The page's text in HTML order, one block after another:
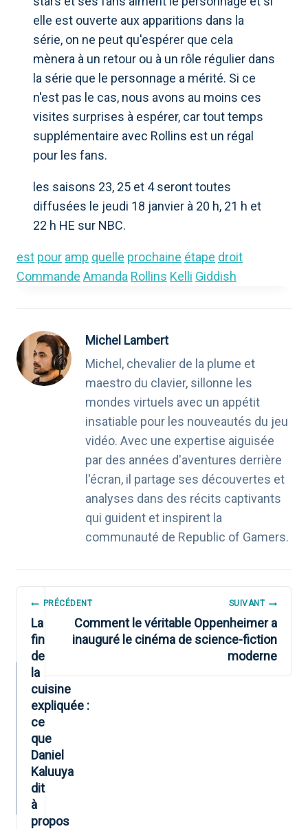
elle est ouverte aux apparitions dans la
série, on ne peut qu'espérer que cela
mènera à un retour ou à un rôle régulier dans
la série que le personnage a mérité. Si ce
n'est pas le cas, nous avons au moins ces
visites surprises à espérer, car tout temps
supplémentaire avec Rollins est un régal
pour les fans.
les saisons 23, 25 et 4 seront toutes
diffusées le jeudi 18 janvier à 20 h, 21 h et
22 h HE sur NBC.
est pour amp quelle prochaine étape droit
Commande Amanda Rollins Kelli Giddish
Michel Lambert
Michel, chevalier de la plume et
maestro du clavier, sillonne les
mondes virtuels avec un appétit
insatiable pour les nouveautés du jeu
vidéo. Avec une expertise aiguisée
par des années d'aventures derrière
l'écran, il partage ses découvertes et
analyses dans des récits captivants
qui guident et inspirent la
communauté de Republic of Gamers.
NAVIGATION
DE
L’ARTICLE
PRÉCÉDENT
La
fin
de
la
cuisine
expliquée :
ce
que
Daniel
Kaluuya
dit
à
propos
SUIVANT
Comment le véritable Oppenheimer a
inauguré le cinéma de science-fiction
moderne